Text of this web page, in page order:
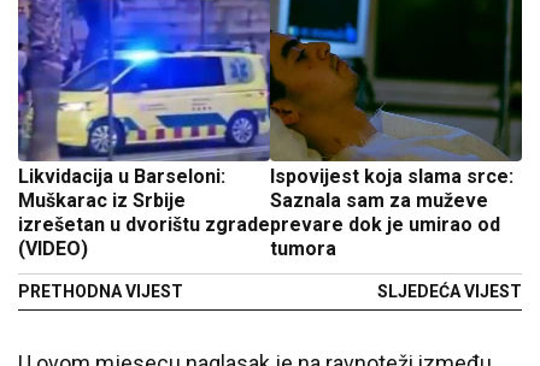
Likvidacija u Barseloni:
Muškarac iz Srbije
izrešetan u dvorištu zgrade
(VIDEO)
PRETHODNA VIJEST
Ispovijest koja slama srce:
Saznala sam za muževe
prevare dok je umirao od
tumora
SLJEDEĆA VIJEST